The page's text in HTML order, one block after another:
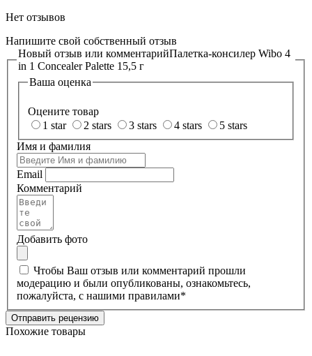
Нет отзывов
Напишите свой собственный отзыв
Новый отзыв или комментарийПалетка-консилер Wibo 4
in 1 Concealer Palette 15,5 г
Ваша оценка
Оцените товар
1 star
2 stars 3 stars 4 stars
5 stars
Имя и фамилия
Email
Комментарий
Добавить фото
Чтобы Ваш отзыв или комментарий прошли
модерацию и были опубликованы, ознакомьтесь,
пожалуйста, с нашими правилами*
Отправить рецензию
Похожие товары